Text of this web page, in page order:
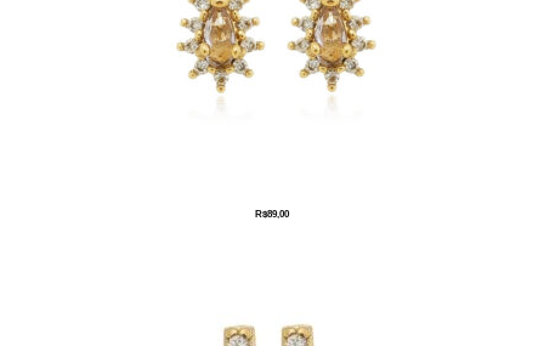
R$89,00